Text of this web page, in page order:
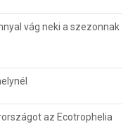
vág neki a szezonnak
az Ecotrophelia